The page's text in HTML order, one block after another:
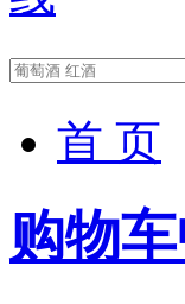
首 页
购物